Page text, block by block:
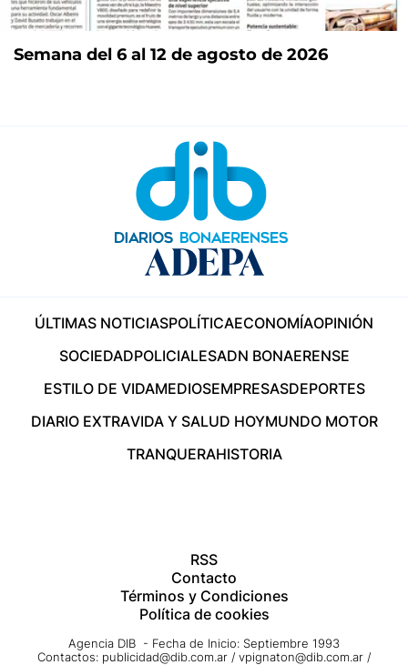
Semana del 6 al 12 de agosto de 2026
ÚLTIMAS NOTICIASPOLÍTICAECONOMÍAOPINIÓN
SOCIEDADPOLICIALESADN BONAERENSE
ESTILO DE VIDAMEDIOSEMPRESASDEPORTES
DIARIO EXTRAVIDA Y SALUD HOYMUNDO MOTOR
TRANQUERAHISTORIA
RSS
Contacto
Términos y Condiciones
Política de cookies
Agencia DIB - Fecha de Inicio: Septiembre 1993
Contactos: publicidad@dib.com.ar / vpignaton@dib.com.ar /